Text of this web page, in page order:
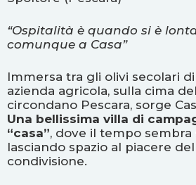
“Ospitalità è quando si è
comunque a Casa”
Immersa tra gli olivi secolari
azienda agricola, sulla cima
circondano Pescara, sorge
Una bellissima villa di
“casa”, dove il tempo sembra
lasciando spazio al piacere
condivisione.